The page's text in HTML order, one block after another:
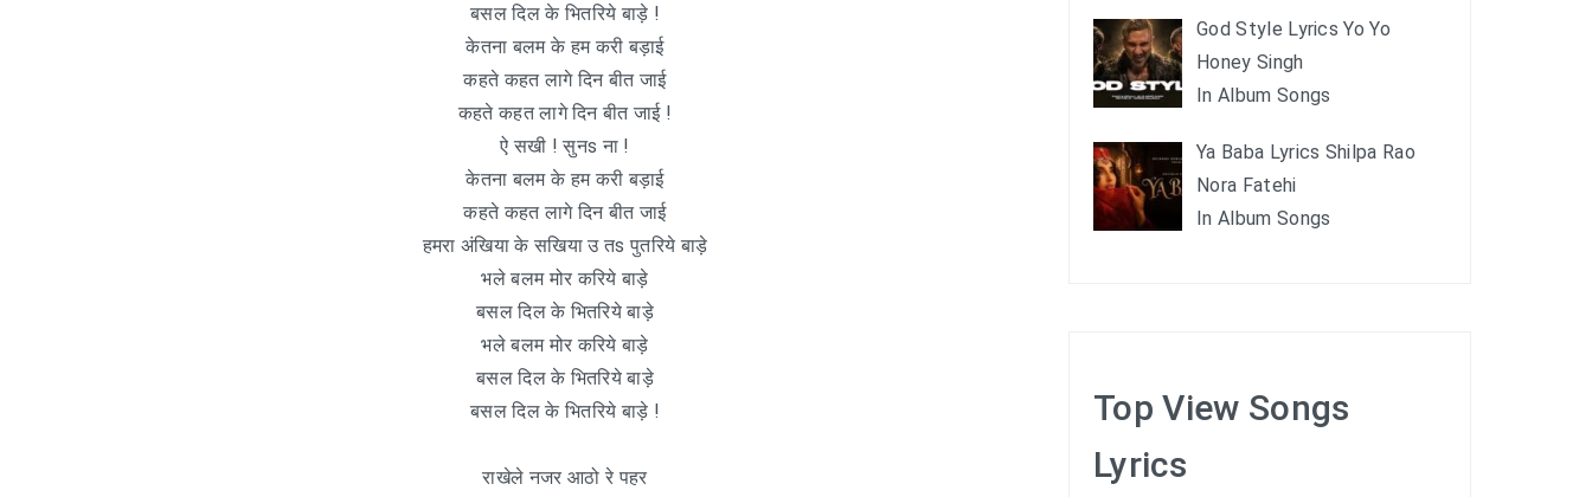
बसल दिल के भितरिये बाड़े !
केतना बलम के हम करी बड़ाई
कहते कहत लागे दिन बीत जाई
कहते कहत लागे दिन बीत जाई !
ऐ सखी ! सुनs ना !
केतना बलम के हम करी बड़ाई
कहते कहत लागे दिन बीत जाई
हमरा अंखिया के सखिया उ तs पुतरिये बाड़े
भले बलम मोर करिये बाड़े
बसल दिल के भितरिये बाड़े
भले बलम मोर करिये बाड़े
बसल दिल के भितरिये बाड़े
बसल दिल के भितरिये बाड़े !
राखेले नजर आठो रे पहर
God Style Lyrics Yo Yo
Honey Singh
In Album Songs
Ya Baba Lyrics Shilpa Rao
Nora Fatehi
In Album Songs
Top View Songs
Lyrics